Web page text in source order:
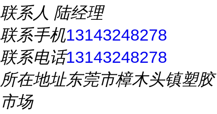
联系人 陆经理
联系手机13143248278
联系电话13143248278
所在地址东莞市樟木头镇塑胶
市场